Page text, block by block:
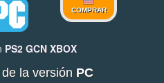
COMPRAR
PS2 GCN XBOX
la versión PC